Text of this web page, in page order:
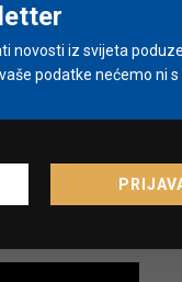
novosti iz svijeta
podatke nećemo ni